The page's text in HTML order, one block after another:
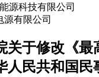
源科技有限公司
有限公司
关于修改《最
人民共和国民